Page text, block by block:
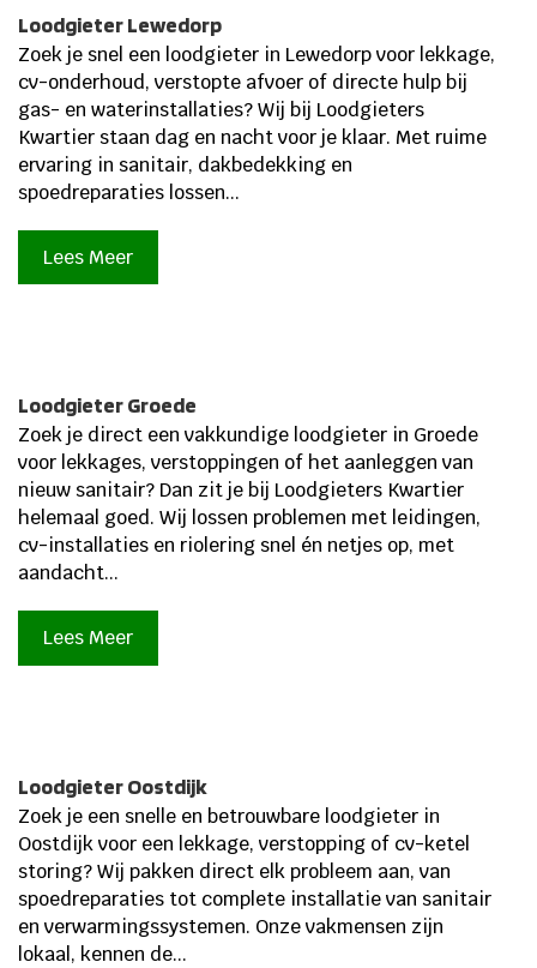
Loodgieter Lewedorp
Zoek je snel een loodgieter in Lewedorp voor lekkage,
cv-onderhoud, verstopte afvoer of directe hulp bij
gas- en waterinstallaties? Wij bij Loodgieters
Kwartier staan dag en nacht voor je klaar.​ Met ruime
ervaring in sanitair, dakbedekking en
spoedreparaties lossen...
Lees Meer
Loodgieter Groede
Zoek je direct een vakkundige loodgieter in Groede
voor lekkages, verstoppingen of het aanleggen van
nieuw sanitair? Dan zit je bij Loodgieters Kwartier
helemaal goed. Wij lossen problemen met leidingen,
cv-installaties en riolering snel én netjes op, met
aandacht...
Lees Meer
Loodgieter Oostdijk
Zoek je een snelle en betrouwbare loodgieter in
Oostdijk voor een lekkage, verstopping of cv-ketel
storing? Wij pakken direct elk probleem aan, van
spoedreparaties tot complete installatie van sanitair
en verwarmingssystemen. Onze vakmensen zijn
lokaal, kennen de...